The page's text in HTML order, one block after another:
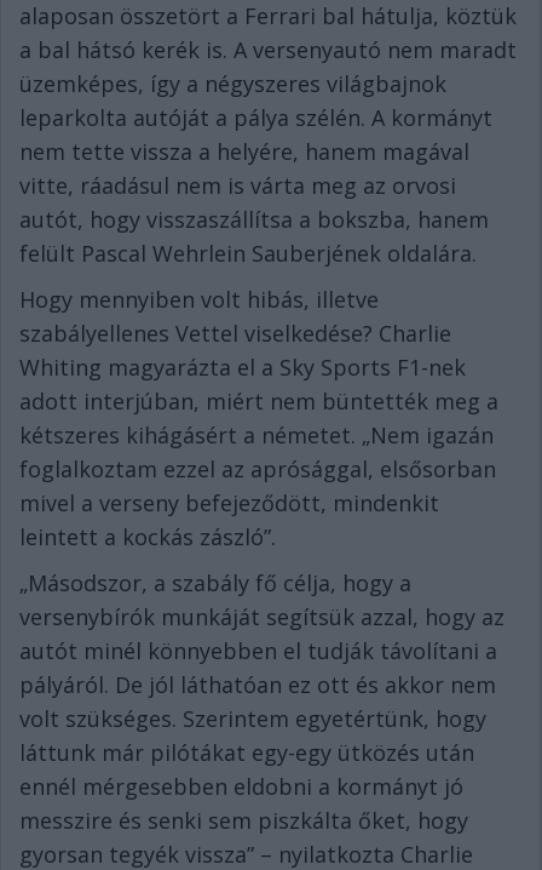
alaposan összetört a Ferrari bal hátulja, köztük
a bal hátsó kerék is. A versenyautó nem maradt
üzemképes, így a négyszeres világbajnok
leparkolta autóját a pálya szélén. A kormányt
nem tette vissza a helyére, hanem magával
vitte, ráadásul nem is várta meg az orvosi
autót, hogy visszaszállítsa a bokszba, hanem
felült Pascal Wehrlein Sauberjének oldalára.
Hogy mennyiben volt hibás, illetve
szabályellenes Vettel viselkedése? Charlie
Whiting magyarázta el a Sky Sports F1-nek
adott interjúban, miért nem büntették meg a
kétszeres kihágásért a németet. „Nem igazán
foglalkoztam ezzel az aprósággal, elsősorban
mivel a verseny befejeződött, mindenkit
leintett a kockás zászló”.
„Másodszor, a szabály fő célja, hogy a
versenybírók munkáját segítsük azzal, hogy az
autót minél könnyebben el tudják távolítani a
pályáról. De jól láthatóan ez ott és akkor nem
volt szükséges. Szerintem egyetértünk, hogy
láttunk már pilótákat egy-egy ütközés után
ennél mérgesebben eldobni a kormányt jó
messzire és senki sem piszkálta őket, hogy
gyorsan tegyék vissza” – nyilatkozta Charlie